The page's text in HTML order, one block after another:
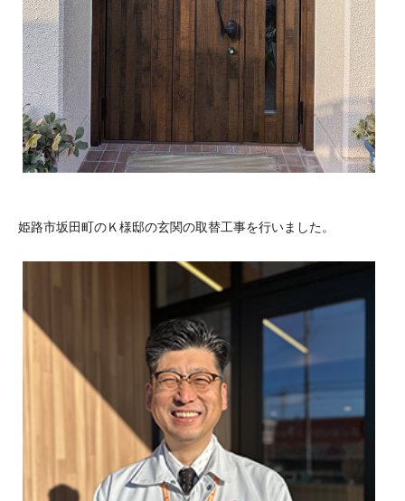
姫路市坂田町のＫ様邸の玄関の取替工事を行いました。